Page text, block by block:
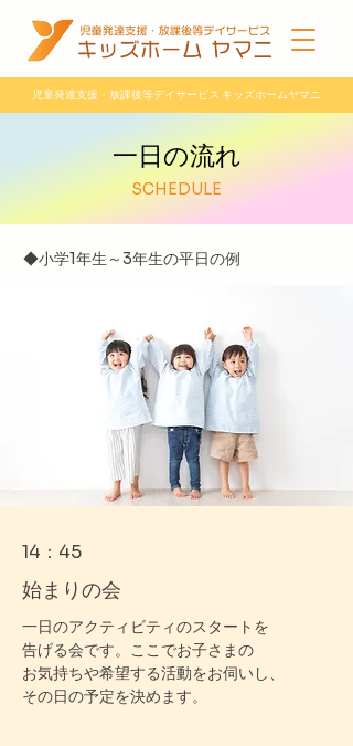
児童発達支援・放課後等デイサービス キッズホームヤマニ
一日の流れ
SCHEDULE
◆小学1年生～3年生の平日の例
14：45
始まりの会
一日のアクティビティのスタートを
告げる会です。ここでお子さまの
お気持ちや希望する活動をお伺いし、
その日の予定を決めます。